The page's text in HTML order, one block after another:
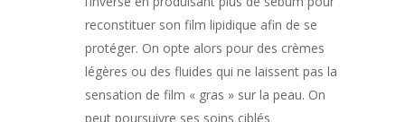
reconstituer son film lipidique afin de se
protéger. On opte alors pour des crèmes
légères ou des fluides qui ne laissent pas la
sensation de film « gras » sur la peau. On
peut poursuivre ses soins ciblés